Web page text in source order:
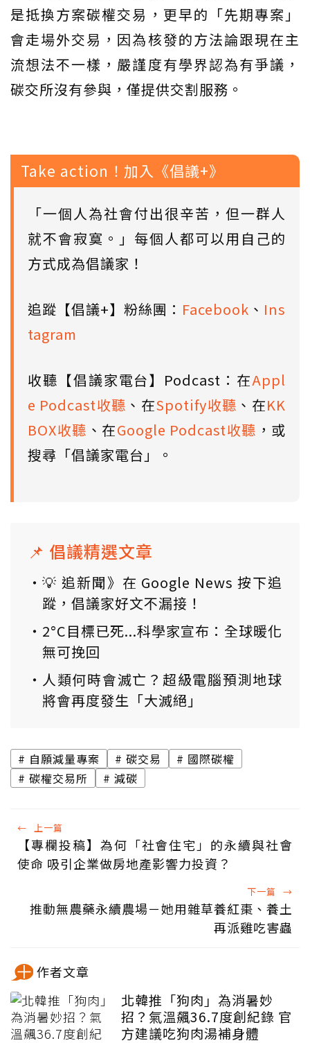
是抵換方案碳權交易，更早的「先期專案」
會走場外交易，因為核發的方法論跟現在主
流想法不一樣，嚴謹度有學界認為有爭議，
碳交所沒有參與，僅提供交割服務。
Take action！加入《倡議+》
「一個人為社會付出很辛苦，但一群人
就不會寂寞。」每個人都可以用自己的
方式成為倡議家！
追蹤【倡議+】粉絲團： Facebook 、 Ins
tagram
收聽【倡議家電台】Podcast：在Appl
e Podcast收聽 、在Spotify收聽 、在KK
BOX收聽 、在Google Podcast收聽 ，或
搜尋「倡議家電台」。
📌 倡議精選文章
💡 追新聞》在 Google News 按下追
蹤，倡議家好文不漏接！
2°C目標已死...科學家宣布：全球暖化
無可挽回
人類何時會滅亡？超級電腦預測地球
將會再度發生「大滅絕」
自願減量專案 碳交易
國際碳權
碳權交易所
減碳
← 上一篇
【專欄投稿】為何「社會住宅」的永續與社會
使命 吸引企業做房地產影響力投資？
下一篇 →
推動無農藥永續農場－她用雜草養紅棗、養土
再派雞吃害蟲
作者文章
北韓推「狗肉」為消暑妙
招？氣溫飆36.7度創紀錄 官
方建議吃狗肉湯補身體